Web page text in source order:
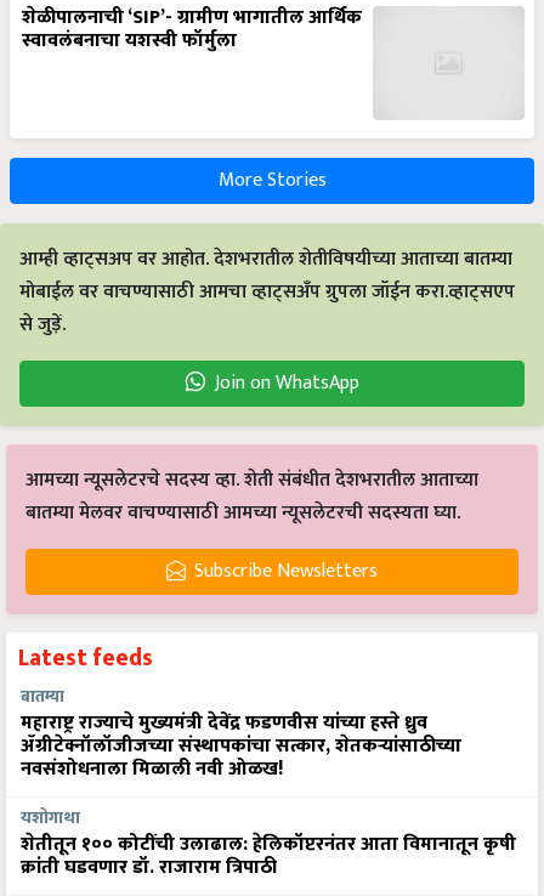
शेळीपालनाची ‘SIP’- ग्रामीण भागातील आर्थिक
स्वावलंबनाचा यशस्वी फॉर्मुला
More Stories
आम्ही व्हाट्सअप वर आहोत. देशभरातील शेतीविषयीच्या आताच्या बातम्या
मोबाईल वर वाचण्यासाठी आमचा व्हाट्सअँप ग्रुपला जॉईन करा.व्हाट्सएप
से जुड़ें.
Join on WhatsApp
आमच्या न्यूसलेटरचे सदस्य व्हा. शेती संबंधीत देशभरातील आताच्या
बातम्या मेलवर वाचण्यासाठी आमच्या न्यूसलेटरची सदस्यता घ्या.
Subscribe Newsletters
Latest feeds
बातम्या
महाराष्ट्र राज्याचे मुख्यमंत्री देवेंद्र फडणवीस यांच्या हस्ते ध्रुव
ॲग्रीटेक्नॉलॉजीजच्या संस्थापकांचा सत्कार, शेतकऱ्यांसाठीच्या
नवसंशोधनाला मिळाली नवी ओळख!
यशोगाथा
शेतीतून १०० कोटींची उलाढाल: हेलिकॉप्टरनंतर आता विमानातून कृषी
क्रांती घडवणार डॉ. राजाराम त्रिपाठी